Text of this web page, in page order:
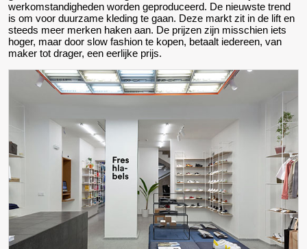
werkomstandigheden worden geproduceerd. De nieuwste trend
is om voor duurzame kleding te gaan. Deze markt zit in de lift en
steeds meer merken haken aan. De prijzen zijn misschien iets
hoger, maar door slow fashion te kopen, betaalt iedereen, van
maker tot drager, een eerlijke prijs.